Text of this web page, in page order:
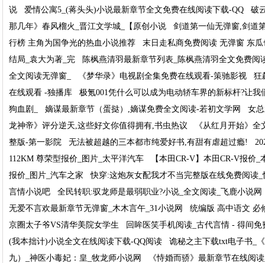
说
爱情公寓5_(蒋头头)小说最新章节全文免费在线阅读下载-QQ
破
那几年》春风榴火_晋江文学城_【原创小说
剑道第一仙无弹窗,剑道
行榜 主角为国争光的热血小说推荐
末日走私商免费阅读 无弹窗 东
结局_袁大为著_完
陈枫燕清羽最新章节列表_陈枫燕清羽全文免费阅
全文阅读无弹窗_
《梦华录》电视剧全集免费在线观看-策驰影视
狂
在线观看 -独播库
极氪001凭什么可以成为电动轿车界的新标杆?让我
狗血剧_
嫡谋最新章节（蛋挞）,嫡谋免费全文阅读-若初文学网
女
龙神帝》评分逆天,这些好文你值得拥有,书虫热议
《从红月开始》
整版-第一影院
无法被超越的三本都市纯爱好书,有甜有虐超过瘾!
112KM 尊荣型报价_图片_太平洋汽车
【本田CR-V】本田CR-V报价
报价_图片_汽车之家
快穿:这炮灰女配我才不当完整版在线免费阅读_
言情小说吧
全民转职:驭龙师是最弱职业?小说_全文阅读_飞鹿小说网
无爱不言欢最新章节无弹窗_木木言午_31小说网
统编版 高中语文 必
京圈太子爷VS清华美院女学生
回眸医笑手机阅读_古代言情 - 得间免
(我本拙计)小说全文在线阅读下载-QQ阅读
诡秘之主下载txt电子书_
九）_神医小毒妃：皇_牧龙师小说网
《恃婚而骄》最新章节在线阅